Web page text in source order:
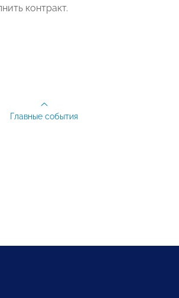
контракт.
Главные события